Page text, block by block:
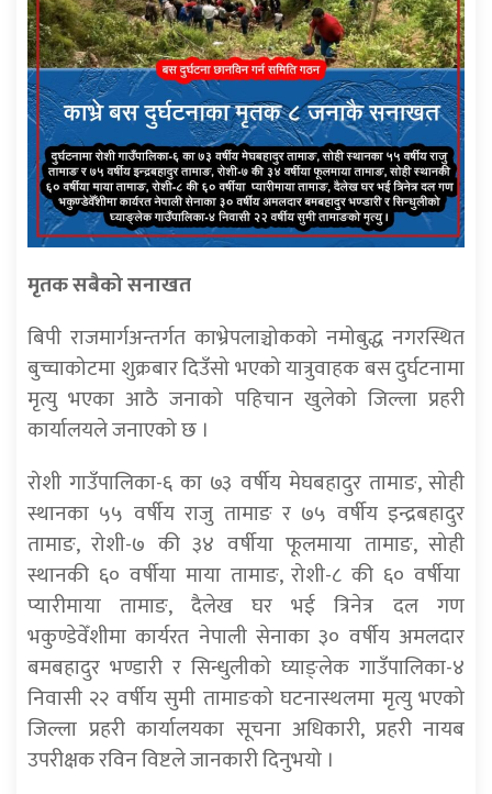
मृतक सबैको सनाखत
बिपी राजमार्गअन्तर्गत काभ्रेपलाञ्चोकको नमोबुद्ध नगरस्थित
बुच्चाकोटमा शुक्रबार दिउँसो भएको यात्रुवाहक बस दुर्घटनामा
मृत्यु भएका आठै जनाको पहिचान खुलेको जिल्ला प्रहरी
कार्यालयले जनाएको छ ।
रोशी गाउँपालिका-६ का ७३ वर्षीय मेघबहादुर तामाङ, सोही
स्थानका ५५ वर्षीय राजु तामाङ र ७५ वर्षीय इन्द्रबहादुर
तामाङ, रोशी-७ की ३४ वर्षीया फूलमाया तामाङ, सोही
स्थानकी ६० वर्षीया माया तामाङ, रोशी-८ की ६० वर्षीया
प्यारीमाया तामाङ, दैलेख घर भई त्रिनेत्र दल गण
भकुण्डेवेँशीमा कार्यरत नेपाली सेनाका ३० वर्षीय अमलदार
बमबहादुर भण्डारी र सिन्धुलीको घ्याङ्लेक गाउँपालिका-४
निवासी २२ वर्षीय सुमी तामाङको घटनास्थलमा मृत्यु भएको
जिल्ला प्रहरी कार्यालयका सूचना अधिकारी, प्रहरी नायब
उपरीक्षक रविन विष्टले जानकारी दिनुभयो ।